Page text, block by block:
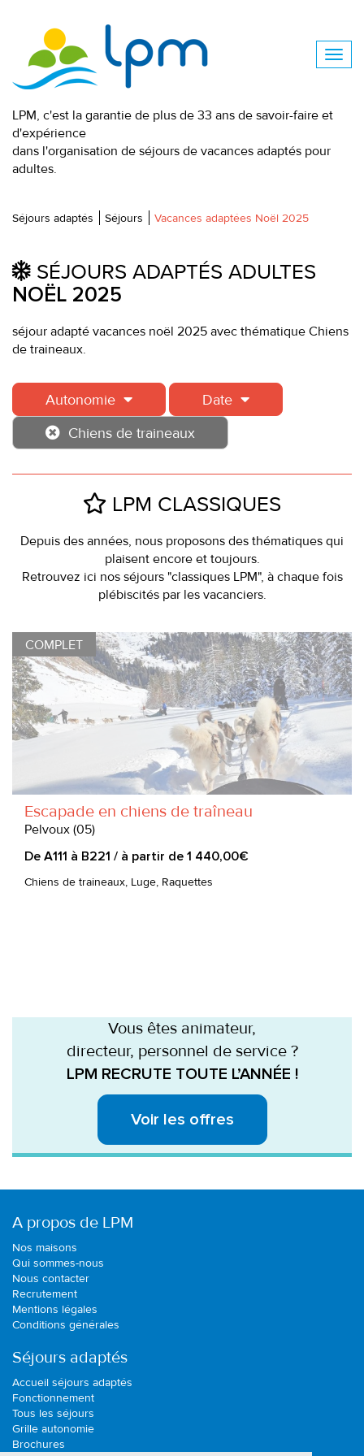
LPM, c'est la garantie de plus de 33 ans de savoir-faire et
d'expérience
dans l'organisation de séjours de vacances adaptés pour
adultes.
Séjours adaptés Séjours Vacances adaptées Noël 2025
SÉJOURS ADAPTÉS ADULTES
NOËL 2025
séjour adapté vacances noël 2025 avec thématique Chiens
de traineaux.
Autonomie
Date
Chiens de traineaux
LPM CLASSIQUES
Depuis des années, nous proposons des thématiques qui
plaisent encore et toujours.
Retrouvez ici nos séjours "classiques LPM", à chaque fois
plébiscités par les vacanciers.
COMPLET
Escapade en chiens de traîneau
Pelvoux (05)
De A111 à B221 / à partir de 1 440,00€
Chiens de traineaux, Luge, Raquettes
Vous êtes animateur,
directeur, personnel de service ?
LPM RECRUTE TOUTE L’ANNÉE !
Voir les offres
A propos de LPM
Nos maisons
Qui sommes-nous
Nous contacter
Recrutement
Mentions légales
Conditions générales
Séjours adaptés
Accueil séjours adaptés
Fonctionnement
Tous les séjours
Grille autonomie
Brochures